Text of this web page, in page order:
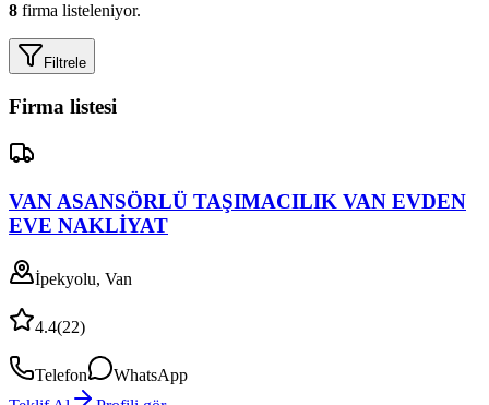
8 firma listeleniyor.
Filtrele
Firma listesi
VAN ASANSÖRLÜ TAŞIMACILIK VAN EVDEN
EVE NAKLİYAT
İpekyolu, Van
4.4(22)
Telefon
WhatsApp